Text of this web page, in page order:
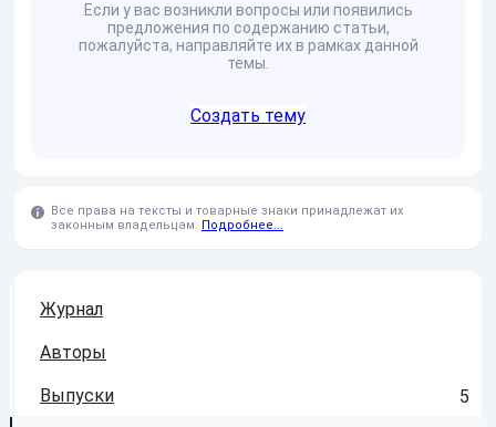
Если у вас возникли вопросы или появились
предложения по содержанию статьи,
пожалуйста, направляйте их в рамках данной
темы.
Создать тему
Все права на тексты и товарные знаки принадлежат их
законным владельцам. Подробнее...
Журнал
Авторы
Выпуски 5